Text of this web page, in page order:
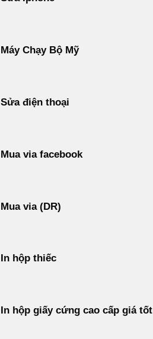
Máy Chạy Bộ Mỹ
Sửa điện thoại
Mua via facebook
Mua via (DR)
In hộp thiếc
In hộp giấy cứng cao cấp giá tốt